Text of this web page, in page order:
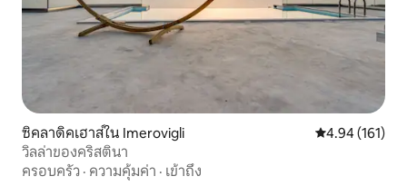
ซิคลาดิคเฮาส์ใน Imerovigli คะแนนเฉลี่ย
4.94 (161)
วิลล่าของคริสตินา
ครอบครัว · ความคุ้มค่า · เข้าถึง